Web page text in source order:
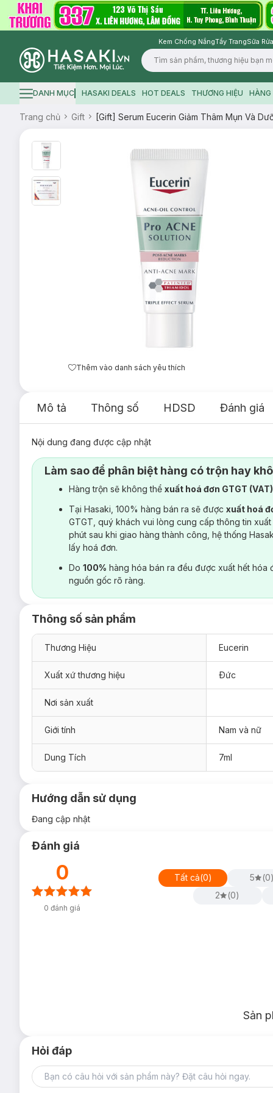
Kem Chống NắngTẩy TrangSữa
Logo
Hamburger icon
DANH MỤC HASAKI DEALS HOT DEALS THƯƠNG HIỆU HÀNG
Trang chủ Gift [Gift] Serum Eucerin Giảm Thâm Mụn Và
Thêm vào danh sách yêu thích
Mô tả Thông số HDSD Đánh giá
Nội dung đang được cập nhật
Làm sao để phân biệt hàng có trộn hay
Hàng trộn sẽ không thể xuất hoá đơn GTGT
Tại Hasaki, 100% hàng bán ra sẽ được xuất hoá
GTGT, quý khách vui lòng cung cấp thông tin
phút sau khi giao hàng thành công, hệ thống
lấy hoá đơn.
Do 100% hàng hóa bán ra đều được xuất hết hóa
nguồn gốc rõ ràng.
Thông số sản phẩm
Thương Hiệu Eucerin
Xuất xứ thương hiệu Ðức
Nơi sản xuất
Giới tính Nam và nữ
Dung Tích 7ml
Hướng dẫn sử dụng
Đang cập nhật
Đánh giá
0
0 đánh giá
Tất cả(0) 5 (0
2
(0)
Sản
Hỏi đáp